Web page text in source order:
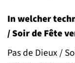
In welcher
/ Soir de Fête
Pas de Dieux /